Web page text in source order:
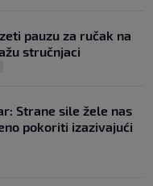
pauzu za ručak na
stručnjaci
Strane sile žele nas
pokoriti izazivajući